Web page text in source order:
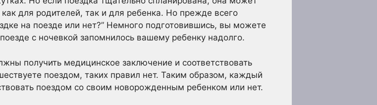
для родителей, так и для ребенка. Но прежде всего
на поезде или нет?” Немного подготовившись, вы можете
с ночевкой запомнилось вашему ребенку надолго.
получить медицинское заключение и соответствовать
поездом, таких правил нет. Таким образом, каждый
поездом со своим новорожденным ребенком или нет.